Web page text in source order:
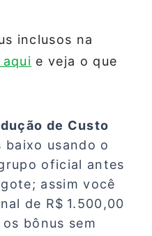
inclusos na
e veja o que
de Custo
baixo usando o
oficial antes
assim você
de R$ 1.500,00
bônus sem